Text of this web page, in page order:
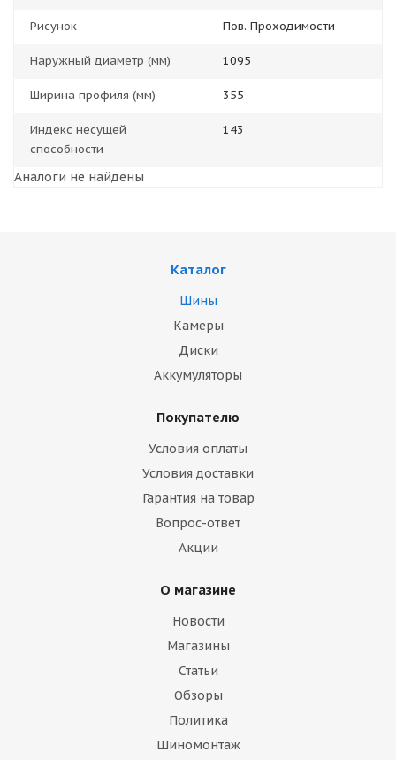
Рисунок Пов. Проходимости
Наружный диаметр (мм) 1095
Ширина профиля (мм) 355
Индекс несущей
способности
143
Аналоги не найдены
Каталог
Шины
Камеры
Диски
Аккумуляторы
Покупателю
Условия оплаты
Условия доставки
Гарантия на товар
Вопрос-ответ
Акции
О магазине
Новости
Магазины
Статьи
Обзоры
Политика
Шиномонтаж